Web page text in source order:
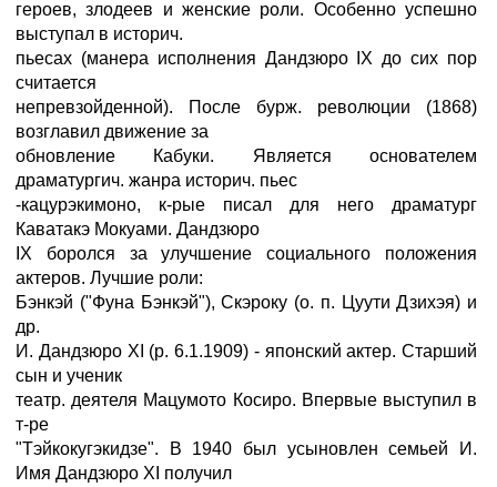
героев, злодеев и женские роли. Особенно успешно
выступал в историч.
пьесах (манера исполнения Дандзюро IX до сих пор
считается
непревзойденной). После бурж. революции (1868)
возглавил движение за
обновление Кабуки. Является основателем
драматургич. жанра историч. пьес
-кацурэкимоно, к-рые писал для него драматург
Каватакэ Мокуами. Дандзюро
IX боролся за улучшение социального положения
актеров. Лучшие роли:
Бэнкэй ("Фуна Бэнкэй"), Скэроку (о. п. Цуути Дзихэя) и
др.
И. Дандзюро XI (р. 6.1.1909) - японский актер. Старший
сын и ученик
театр. деятеля Мацумото Косиро. Впервые выступил в
т-ре
"Тэйкокугэкидзе". В 1940 был усыновлен семьей И.
Имя Дандзюро XI получил